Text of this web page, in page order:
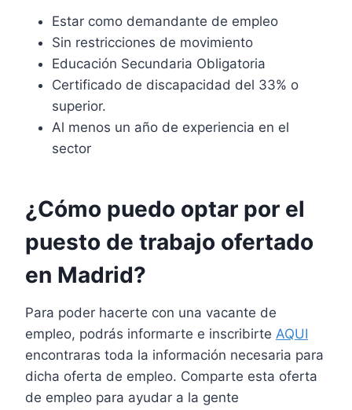
Estar como demandante de empleo
Sin restricciones de movimiento
Educación Secundaria Obligatoria
Certificado de discapacidad del 33% o
superior.
Al menos un año de experiencia en el
sector
¿Cómo puedo optar por el
puesto de trabajo ofertado
en Madrid?
Para poder hacerte con una vacante de
empleo, podrás informarte e inscribirte AQUI
encontraras toda la información necesaria para
dicha oferta de empleo. Comparte esta oferta
de empleo para ayudar a la gente